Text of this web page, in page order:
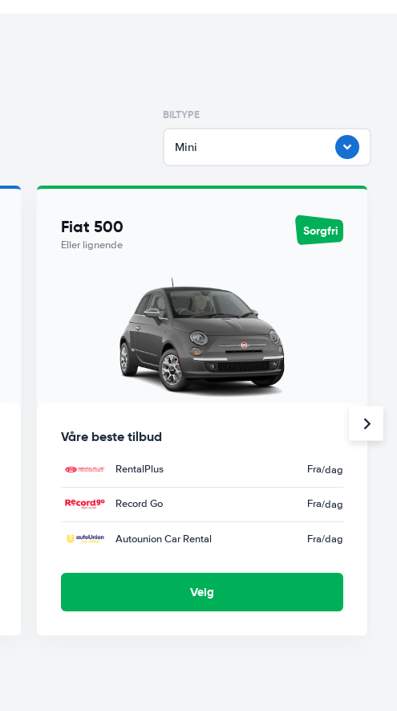
BILTYPE
Mini
Fiat 500
Eller lignende
Sorgfri
Våre beste tilbud
RentalPlus Fra/dag
Record Go Fra/dag
Autounion Car Rental Fra/dag
Velg